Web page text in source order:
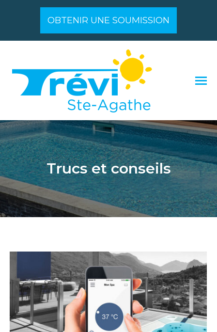
OBTENIR UNE SOUMISSION
Trucs et conseils